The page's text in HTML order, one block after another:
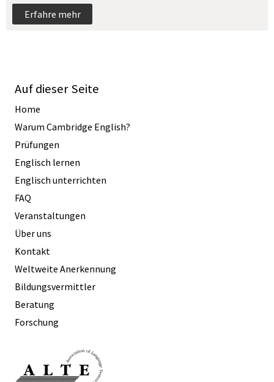
Erfahre mehr
Auf dieser Seite
Home
Warum Cambridge English?
Prüfungen
Englisch lernen
Englisch unterrichten
FAQ
Veranstaltungen
Über uns
Kontakt
Weltweite Anerkennung
Bildungsvermittler
Beratung
Forschung